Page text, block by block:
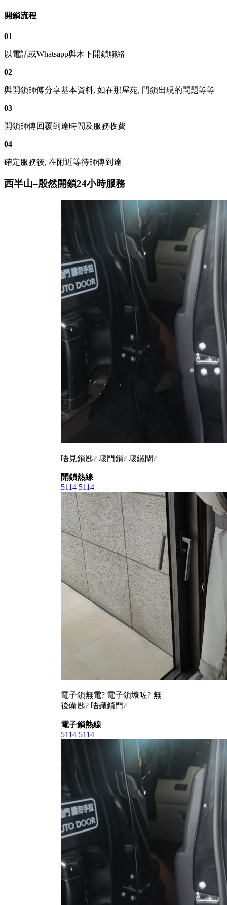
開鎖流程
01
以電話或Whatsapp與木下開鎖聯絡
02
與開鎖師傅分享基本資料, 如在那屋苑, 門鎖出現的問題等等
03
開鎖師傅回覆到達時間及服務收費
04
確定服務後, 在附近等待師傅到達
西半山–殷然開鎖24小時服務
唔見鎖匙? 壞門鎖? 壞鐵閘?
開鎖熱線
5114 5114
電子鎖無電? 電子鎖壞咗? 無
後備匙? 唔識鎖門?
電子鎖熱線
5114 5114